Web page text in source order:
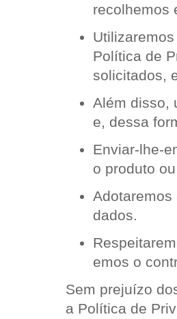
recolhemos
Política de
solicitados,
Além disso,
e, dessa
Enviar-lhe-
o produto
dados.
emos o
Sem prejuízo
a Política de